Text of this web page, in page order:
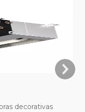
decorativas